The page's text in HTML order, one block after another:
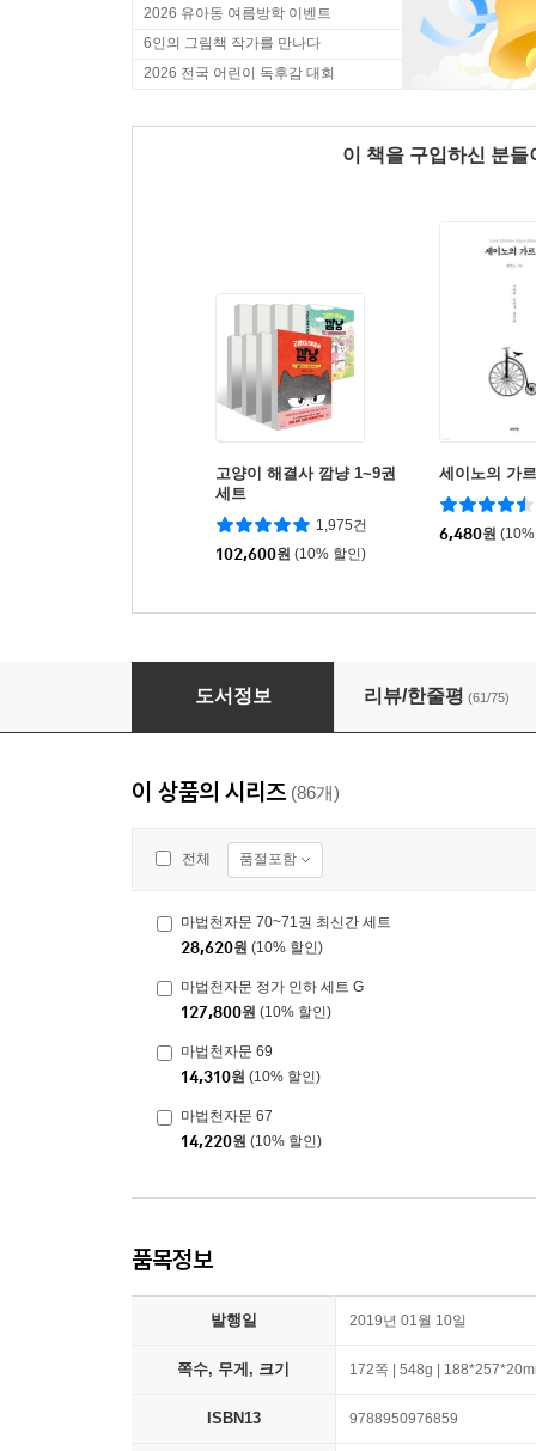
2026 유아동 여름방학 이벤트
6인의 그림책 작가를 만나다
2026 전국 어린이 독후감 대회
이 책을 구입하신 분
고양이 해결사 깜냥 1~9권
세트
1,975건
102,600원 (10% 할인)
세이노의 가
6,480원
마법천자문 1
도서정보 리뷰/한줄평 (61/75)
이 상품의 시리즈 (86개)
전체 품절포함
마법천자문 70~71권 최신간 세트
28,620원 (10% 할인)
마법천자문 정가 인하 세트 G
127,800원 (10% 할인)
마법천자문 69
14,310원 (10% 할인)
마법천자문 67
14,220원 (10% 할인)
품목정보
발행일 2019년 01월 10일
쪽수, 무게, 크기 172쪽 | 548g |
ISBN13 9788950976859